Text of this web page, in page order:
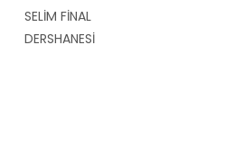
SELİM FİNAL
DERSHANESİ